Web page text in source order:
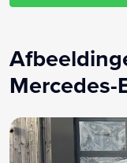
Mercedes-